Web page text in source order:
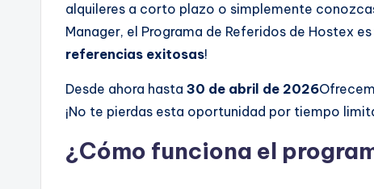
alquileres a corto plazo o simplemente
Manager, el Programa de Referidos de Hostex
referencias exitosas!
Desde ahora hasta 30 de abril de 2026
¡No te pierdas esta oportunidad por tiempo
¿Cómo funciona el